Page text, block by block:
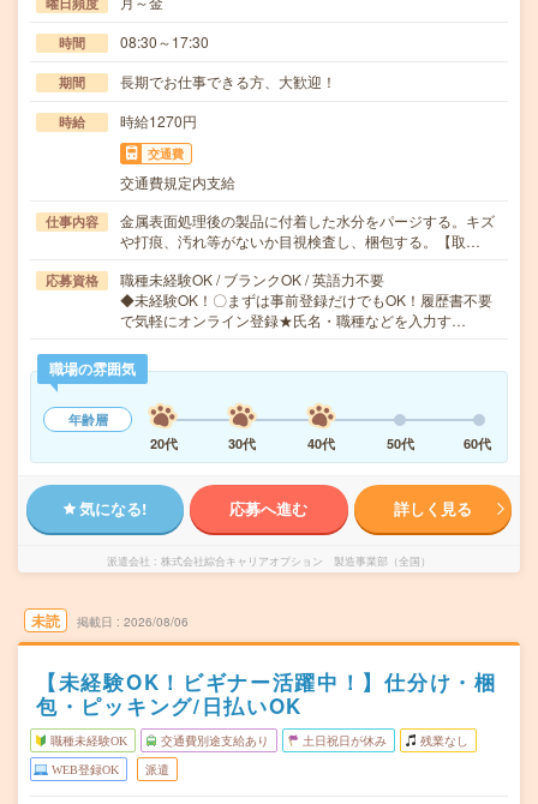
時間 08:30～17:30
期間 長期でお仕事できる方、大歓迎！
時給 時給1270円
交通費
交通費規定内支給
仕事内容
金属表面処理後の製品に付着した水分をパージする。キズ
や打痕、汚れ等がないか目視検査し、梱包する。【取…
応募資格
職種未経験OK / ブランクOK / 英語力不要
◆未経験OK！〇まずは事前登録だけでもOK！履歴書不要
で気軽にオンライン登録★氏名・職種などを入力す…
職場の雰囲気
年齢層
20代
30代 40代 50代 60代
気になる! 応募へ進む 詳しく見る
派遣会社 株式会社綜合キャリアオプション 製造事業部（全国）
未読 掲載日 2026/08/06
【未経験OK！ビギナー活躍中！】仕分け・梱
包・ピッキング/日払いOK
職種未経験OK 交通費別途支給あり 土日祝日が休み 残業なし
WEB登録OK 派遣